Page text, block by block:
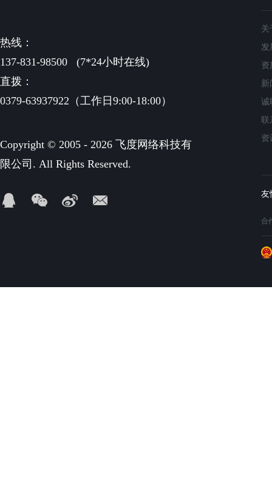
热线：
137-831-98500
(7*24小时在线)
直拨：
0379-63937922（工作日9:00-18:00）
Copyright © 2005 - 2026 飞度网络科技有
限公司. All Rights Reserved.
关
发
资
新
诚
联
资
合